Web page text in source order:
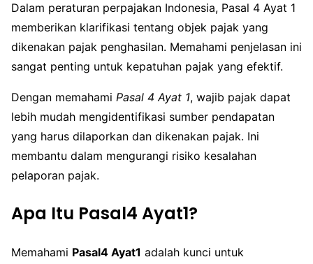
Dalam peraturan perpajakan Indonesia, Pasal 4 Ayat 1
memberikan klarifikasi tentang objek pajak yang
dikenakan pajak penghasilan. Memahami penjelasan ini
sangat penting untuk kepatuhan pajak yang efektif.
Dengan memahami Pasal 4 Ayat 1, wajib pajak dapat
lebih mudah mengidentifikasi sumber pendapatan
yang harus dilaporkan dan dikenakan pajak. Ini
membantu dalam mengurangi risiko kesalahan
pelaporan pajak.
Apa Itu Pasal4 Ayat1?
Memahami Pasal4 Ayat1 adalah kunci untuk